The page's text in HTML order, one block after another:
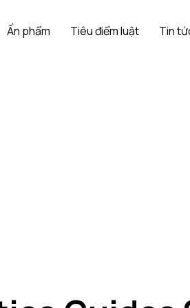
Ấn phẩm Tiêu điểm luật Tin